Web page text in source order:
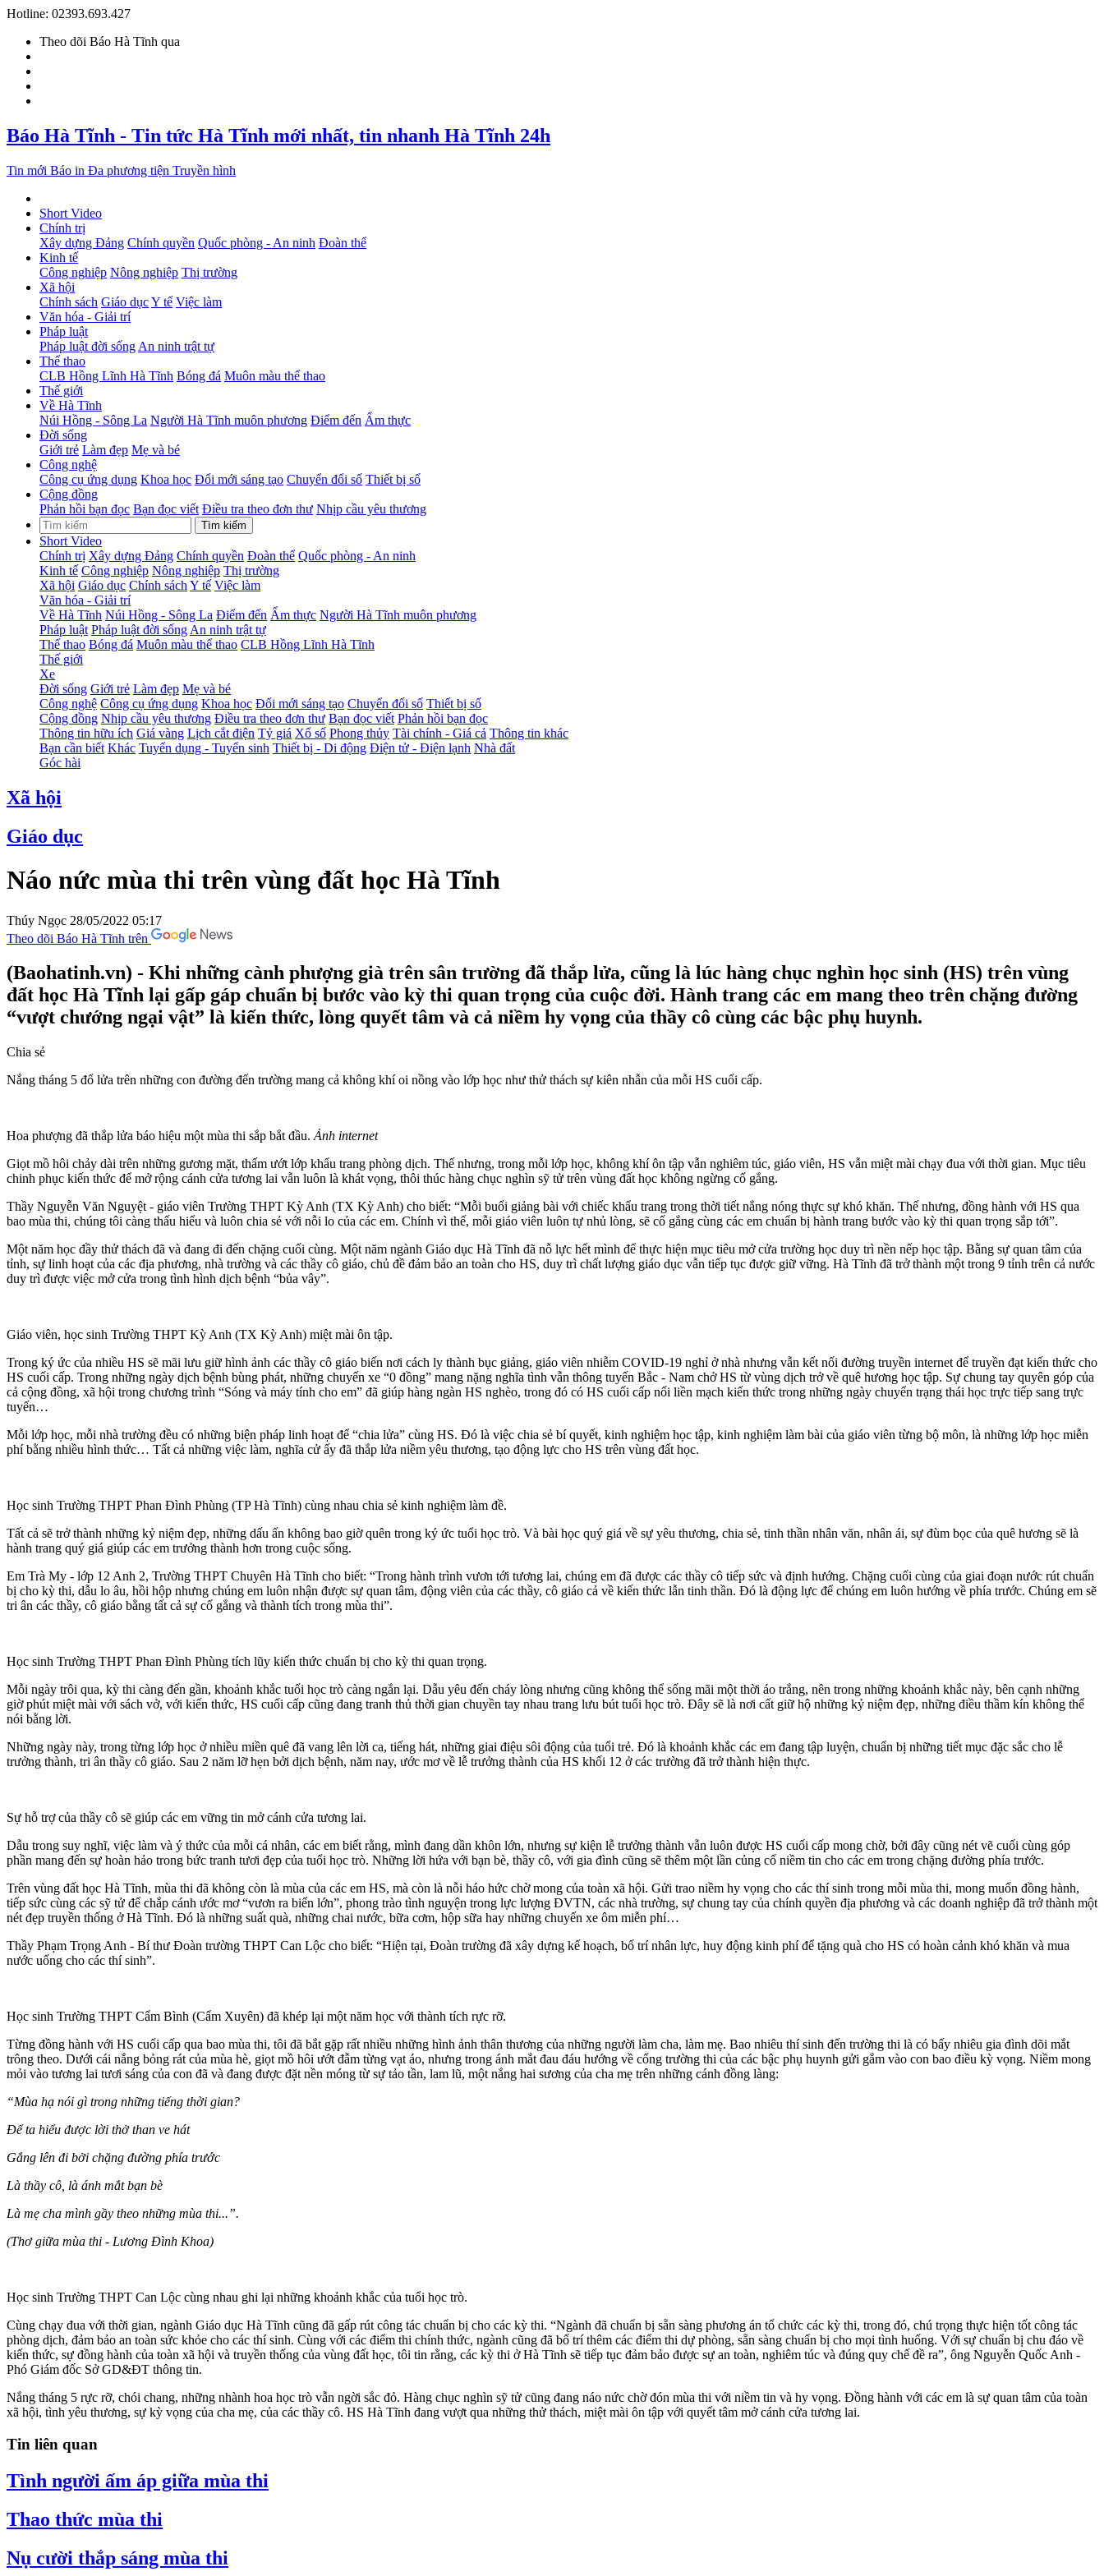
Hotline: 02393.693.427
Theo dõi Báo Hà Tĩnh qua
Báo Hà Tĩnh - Tin tức Hà Tĩnh mới nhất, tin nhanh Hà Tĩnh 24h
Tin mới Báo in Đa phương tiện Truyền hình
Short Video
Chính trị
Xây dựng Đảng Chính quyền Quốc phòng - An ninh Đoàn thể
Kinh tế
Công nghiệp Nông nghiệp Thị trường
Xã hội
Chính sách Giáo dụcY tế Việc làm
Văn hóa - Giải trí
Pháp luật
Pháp luật đời sống An ninh trật tự
Thể thao
CLB Hồng Lĩnh Hà Tĩnh Bóng đá Muôn màu thể thao
Thế giới
Về Hà Tĩnh
Núi Hồng - Sông La Người Hà Tĩnh muôn phương Điểm đến Ẩm thực
Đời sống
Giới trẻ Làm đẹp Mẹ và bé
Công nghệ
Công cụ ứng dụng Khoa học Đổi mới sáng tạo Chuyển đổi số Thiết bị số
Cộng đồng
Phản hồi bạn đọc Bạn đọc viết Điều tra theo đơn thư Nhịp cầu yêu thương
Tìm kiếm
Short Video
Chính trị Xây dựng Đảng Chính quyền Đoàn thể Quốc phòng - An ninh
Kinh tế Công nghiệp Nông nghiệp Thị trường
Xã hội Giáo dục Chính sách Y tế Việc làm
Văn hóa - Giải trí
Về Hà Tĩnh Núi Hồng - Sông La Điểm đến Ẩm thực Người Hà Tĩnh muôn phương
Pháp luật Pháp luật đời sống An ninh trật tự
Thể thao Bóng đá Muôn màu thể thao CLB Hồng Lĩnh Hà Tĩnh
Thế giới
Xe
Đời sống Giới trẻ Làm đẹp Mẹ và bé
Công nghệ Công cụ ứng dụng Khoa học Đổi mới sáng tạo Chuyển đổi số Thiết bị số
Cộng đồng Nhịp cầu yêu thương Điều tra theo đơn thư Bạn đọc viết Phản hồi bạn đọc
Thông tin hữu ích Giá vàng Lịch cắt điện Tỷ giá Xổ số Phong thủy Tài chính - Giá cả Thông tin khác
Bạn cần biết Khác Tuyển dụng - Tuyển sinh Thiết bị - Di động Điện tử - Điện lạnh Nhà đất
Góc hài
Xã hội
Giáo dục
Náo nức mùa thi trên vùng đất học Hà Tĩnh
Thúy Ngọc 28/05/2022 05:17
Theo dõi Báo Hà Tĩnh trên
(Baohatinh.vn) - Khi những cành phượng già trên sân trường đã thắp lửa, cũng là lúc hàng chục nghìn học sinh (HS) trên vùng
đất học Hà Tĩnh lại gấp gáp chuẩn bị bước vào kỳ thi quan trọng của cuộc đời. Hành trang các em mang theo trên chặng đường
“vượt chướng ngại vật” là kiến thức, lòng quyết tâm và cả niềm hy vọng của thầy cô cùng các bậc phụ huynh.
Chia sẻ
Nắng tháng 5 đổ lửa trên những con đường đến trường mang cả không khí oi nồng vào lớp học như thử thách sự kiên nhẫn của mỗi HS cuối cấp.
Hoa phượng đã thắp lửa báo hiệu một mùa thi sắp bắt đầu. Ảnh internet
Giọt mồ hôi chảy dài trên những gương mặt, thấm ướt lớp khẩu trang phòng dịch. Thế nhưng, trong mỗi lớp học, không khí ôn tập vẫn nghiêm túc, giáo viên, HS vẫn miệt mài chạy đua với thời gian. Mục tiêu
chinh phục kiến thức để mở rộng cánh cửa tương lai vẫn luôn là khát vọng, thôi thúc hàng chục nghìn sỹ tử trên vùng đất học không ngừng cố gắng.
Thầy Nguyễn Văn Nguyệt - giáo viên Trường THPT Kỳ Anh (TX Kỳ Anh) cho biết: “Mỗi buổi giảng bài với chiếc khẩu trang trong thời tiết nắng nóng thực sự khó khăn. Thế nhưng, đồng hành với HS qua
bao mùa thi, chúng tôi càng thấu hiểu và luôn chia sẻ với nỗi lo của các em. Chính vì thế, mỗi giáo viên luôn tự nhủ lòng, sẽ cố gắng cùng các em chuẩn bị hành trang bước vào kỳ thi quan trọng sắp tới”.
Một năm học đầy thử thách đã và đang đi đến chặng cuối cùng. Một năm ngành Giáo dục Hà Tĩnh đã nỗ lực hết mình để thực hiện mục tiêu mở cửa trường học duy trì nền nếp học tập. Bằng sự quan tâm của
tỉnh, sự linh hoạt của các địa phương, nhà trường và các thầy cô giáo, chủ đề đảm bảo an toàn cho HS, duy trì chất lượng giáo dục vẫn tiếp tục được giữ vững. Hà Tĩnh đã trở thành một trong 9 tỉnh trên cả nước
duy trì được việc mở cửa trong tình hình dịch bệnh “bủa vây”.
Giáo viên, học sinh Trường THPT Kỳ Anh (TX Kỳ Anh) miệt mài ôn tập.
Trong ký ức của nhiều HS sẽ mãi lưu giữ hình ảnh các thầy cô giáo biến nơi cách ly thành bục giảng, giáo viên nhiễm COVID-19 nghỉ ở nhà nhưng vẫn kết nối đường truyền internet để truyền đạt kiến thức cho
HS cuối cấp. Trong những ngày dịch bệnh bùng phát, những chuyến xe “0 đồng” mang nặng nghĩa tình vẫn thông tuyến Bắc - Nam chở HS từ vùng dịch trở về quê hương học tập. Sự chung tay quyên góp của
cả cộng đồng, xã hội trong chương trình “Sóng và máy tính cho em” đã giúp hàng ngàn HS nghèo, trong đó có HS cuối cấp nối liền mạch kiến thức trong những ngày chuyển trạng thái học trực tiếp sang trực
tuyến…
Mỗi lớp học, mỗi nhà trường đều có những biện pháp linh hoạt để “chia lửa” cùng HS. Đó là việc chia sẻ bí quyết, kinh nghiệm học tập, kinh nghiệm làm bài của giáo viên từng bộ môn, là những lớp học miễn
phí bằng nhiều hình thức… Tất cả những việc làm, nghĩa cử ấy đã thắp lửa niềm yêu thương, tạo động lực cho HS trên vùng đất học.
Học sinh Trường THPT Phan Đình Phùng (TP Hà Tĩnh) cùng nhau chia sẻ kinh nghiệm làm đề.
Tất cả sẽ trở thành những kỷ niệm đẹp, những dấu ấn không bao giờ quên trong ký ức tuổi học trò. Và bài học quý giá về sự yêu thương, chia sẻ, tinh thần nhân văn, nhân ái, sự đùm bọc của quê hương sẽ là
hành trang quý giá giúp các em trưởng thành hơn trong cuộc sống.
Em Trà My - lớp 12 Anh 2, Trường THPT Chuyên Hà Tĩnh cho biết: “Trong hành trình vươn tới tương lai, chúng em đã được các thầy cô tiếp sức và định hướng. Chặng cuối cùng của giai đoạn nước rút chuẩn
bị cho kỳ thi, dẫu lo âu, hồi hộp nhưng chúng em luôn nhận được sự quan tâm, động viên của các thầy, cô giáo cả về kiến thức lẫn tinh thần. Đó là động lực để chúng em luôn hướng về phía trước. Chúng em sẽ
tri ân các thầy, cô giáo bằng tất cả sự cố gắng và thành tích trong mùa thi”.
Học sinh Trường THPT Phan Đình Phùng tích lũy kiến thức chuẩn bị cho kỳ thi quan trọng.
Mỗi ngày trôi qua, kỳ thi càng đến gần, khoảnh khắc tuổi học trò càng ngắn lại. Dẫu yêu đến cháy lòng nhưng cũng không thể sống mãi một thời áo trắng, nên trong những khoảnh khắc này, bên cạnh những
giờ phút miệt mài với sách vở, với kiến thức, HS cuối cấp cũng đang tranh thủ thời gian chuyền tay nhau trang lưu bút tuổi học trò. Đây sẽ là nơi cất giữ hộ những kỷ niệm đẹp, những điều thầm kín không thể
nói bằng lời.
Những ngày này, trong từng lớp học ở nhiều miền quê đã vang lên lời ca, tiếng hát, những giai điệu sôi động của tuổi trẻ. Đó là khoảnh khắc các em đang tập luyện, chuẩn bị những tiết mục đặc sắc cho lễ
trưởng thành, tri ân thầy cô giáo. Sau 2 năm lỡ hẹn bởi dịch bệnh, năm nay, ước mơ về lễ trưởng thành của HS khối 12 ở các trường đã trở thành hiện thực.
Sự hỗ trợ của thầy cô sẽ giúp các em vững tin mở cánh cửa tương lai.
Dẫu trong suy nghĩ, việc làm và ý thức của mỗi cá nhân, các em biết rằng, mình đang dần khôn lớn, nhưng sự kiện lễ trưởng thành vẫn luôn được HS cuối cấp mong chờ, bởi đây cũng nét vẽ cuối cùng góp
phần mang đến sự hoàn hảo trong bức tranh tươi đẹp của tuổi học trò. Những lời hứa với bạn bè, thầy cô, với gia đình cũng sẽ thêm một lần củng cố niềm tin cho các em trong chặng đường phía trước.
Trên vùng đất học Hà Tĩnh, mùa thi đã không còn là mùa của các em HS, mà còn là nỗi háo hức chờ mong của toàn xã hội. Gửi trao niềm hy vọng cho các thí sinh trong mỗi mùa thi, mong muốn đồng hành,
tiếp sức cùng các sỹ tử để chắp cánh ước mơ “vươn ra biển lớn”, phong trào tình nguyện trong lực lượng ĐVTN, các nhà trường, sự chung tay của chính quyền địa phương và các doanh nghiệp đã trở thành một
nét đẹp truyền thống ở Hà Tĩnh. Đó là những suất quà, những chai nước, bữa cơm, hộp sữa hay những chuyến xe ôm miễn phí…
Thầy Phạm Trọng Anh - Bí thư Đoàn trường THPT Can Lộc cho biết: “Hiện tại, Đoàn trường đã xây dựng kế hoạch, bố trí nhân lực, huy động kinh phí để tặng quà cho HS có hoàn cảnh khó khăn và mua
nước uống cho các thí sinh”.
Học sinh Trường THPT Cẩm Bình (Cẩm Xuyên) đã khép lại một năm học với thành tích rực rỡ.
Từng đồng hành với HS cuối cấp qua bao mùa thi, tôi đã bắt gặp rất nhiều những hình ảnh thân thương của những người làm cha, làm mẹ. Bao nhiêu thí sinh đến trường thi là có bấy nhiêu gia đình dõi mắt
trông theo. Dưới cái nắng bỏng rát của mùa hè, giọt mồ hôi ướt đẫm từng vạt áo, nhưng trong ánh mắt đau đáu hướng về cổng trường thi của các bậc phụ huynh gửi gắm vào con bao điều kỳ vọng. Niềm mong
mỏi vào tương lai tươi sáng của con đã và đang được đặt nền móng từ sự tảo tần, lam lũ, một nắng hai sương của cha mẹ trên những cánh đồng làng:
“Mùa hạ nói gì trong những tiếng thời gian?
Để ta hiểu được lời thở than ve hát
Gắng lên đi bởi chặng đường phía trước
Là thầy cô, là ánh mắt bạn bè
Là mẹ cha mình gầy theo những mùa thi...”.
(Thơ giữa mùa thi - Lương Đình Khoa)
Học sinh Trường THPT Can Lộc cùng nhau ghi lại những khoảnh khắc của tuổi học trò.
Cùng chạy đua với thời gian, ngành Giáo dục Hà Tĩnh cũng đã gấp rút công tác chuẩn bị cho các kỳ thi. “Ngành đã chuẩn bị sẵn sàng phương án tổ chức các kỳ thi, trong đó, chú trọng thực hiện tốt công tác
phòng dịch, đảm bảo an toàn sức khỏe cho các thí sinh. Cùng với các điểm thi chính thức, ngành cũng đã bố trí thêm các điểm thi dự phòng, sẵn sàng chuẩn bị cho mọi tình huống. Với sự chuẩn bị chu đáo về
kiến thức, sự đồng hành của toàn xã hội và truyền thống của vùng đất học, tôi tin rằng, các kỳ thi ở Hà Tĩnh sẽ tiếp tục đảm bảo được sự an toàn, nghiêm túc và đúng quy chế đề ra”, ông Nguyễn Quốc Anh -
Phó Giám đốc Sở GD&ĐT thông tin.
Nắng tháng 5 rực rỡ, chói chang, những nhành hoa học trò vẫn ngời sắc đỏ. Hàng chục nghìn sỹ tử cũng đang náo nức chờ đón mùa thi với niềm tin và hy vọng. Đồng hành với các em là sự quan tâm của toàn
xã hội, tình yêu thương, sự kỳ vọng của cha mẹ, của các thầy cô. HS Hà Tĩnh đang vượt qua những thử thách, miệt mài ôn tập với quyết tâm mở cánh cửa tương lai.
Tin liên quan
Tình người ấm áp giữa mùa thi
Thao thức mùa thi
Nụ cười thắp sáng mùa thi